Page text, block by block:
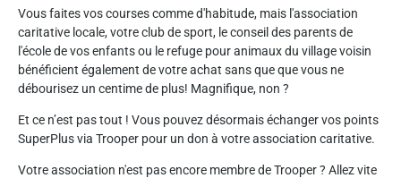
Vous faites vos courses comme d'habitude, mais l'association
caritative locale, votre club de sport, le conseil des parents de
l'école de vos enfants ou le refuge pour animaux du village voisin
bénéficient également de votre achat sans que que vous ne
débourisez un centime de plus! Magnifique, non ?
Et ce n’est pas tout ! Vous pouvez désormais échanger vos points
SuperPlus via Trooper pour un don à votre association caritative.
Votre association n'est pas encore membre de Trooper ? Allez vite